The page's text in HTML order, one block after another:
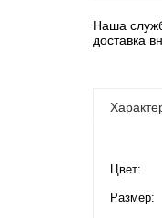
Наша
доставка
Цвет:
Размер: